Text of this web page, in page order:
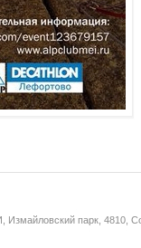
Измайловский парк, 4810,